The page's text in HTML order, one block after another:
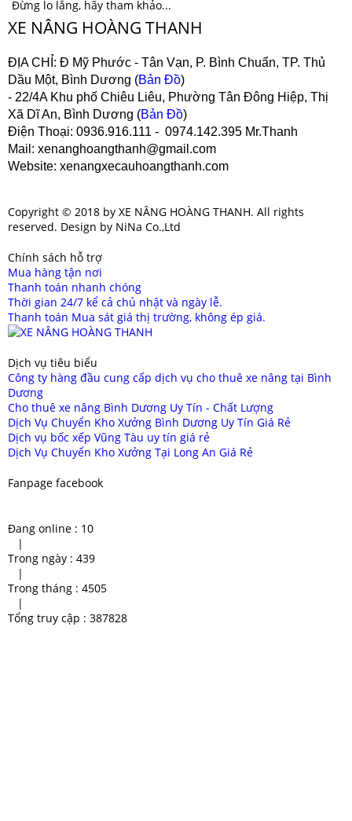
Đừng lo lắng, hãy tham khảo...
XE NÂNG HOÀNG THANH
ĐỊA CHỈ: Đ Mỹ Phước - Tân Vạn, P. Bình Chuẩn, TP. Thủ
Dầu Một, Bình Dương (Bản Đồ)
- 22/4A Khu phố Chiêu Liêu, Phường Tân Đông Hiệp, Thị
Xã Dĩ An, Bình Dương (Bản Đồ)
Điện Thoại: 0936.916.111 - 0974.142.395 Mr.Thanh
Mail : xenanghoangthanh@gmail.com
Website: xenangxecauhoangthanh.com
Copyright © 2018 by XE NÂNG HOÀNG THANH. All rights
reserved. Design by NiNa Co.,Ltd
Chính sách hỗ trợ
Mua hàng tận nơi
Thanh toán nhanh chóng
Thời gian 24/7 kể cả chủ nhật và ngày lễ.
Thanh toán Mua sát giá thị trường, không ép giá.
Dịch vụ tiêu biểu
Công ty hàng đầu cung cấp dịch vụ cho thuê xe nâng tại Bình
Dương
Cho thuê xe nâng Bình Dương Uy Tín - Chất Lượng
Dịch Vụ Chuyển Kho Xưởng Bình Dương Uy Tín Giá Rẻ
Dịch vụ bốc xếp Vũng Tàu uy tín giá rẻ
Dịch Vụ Chuyển Kho Xưởng Tại Long An Giá Rẻ
Fanpage facebook
Đang online : 10
|
Trong ngày : 439
|
Trong tháng : 4505
|
Tổng truy cập : 387828